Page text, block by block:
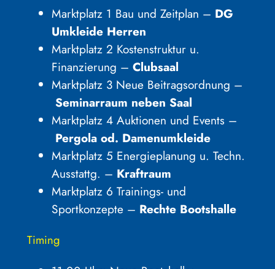
Marktplatz 1 Bau und Zeitplan – DG
UmkleideHerren
Marktplatz 2 Kostenstruktur u.
Finanzierung – Clubsaal
Marktplatz 3 Neue Beitragsordnung –
Seminarraum neben Saal
Marktplatz 4 Auktionen und Events –
Pergola od. Damenumkleide
Marktplatz 5 Energieplanung u. Techn.
Ausstattg. – Kraftraum
Marktplatz 6 Trainings- und
Sportkonzepte – Rechte Bootshalle
Timing